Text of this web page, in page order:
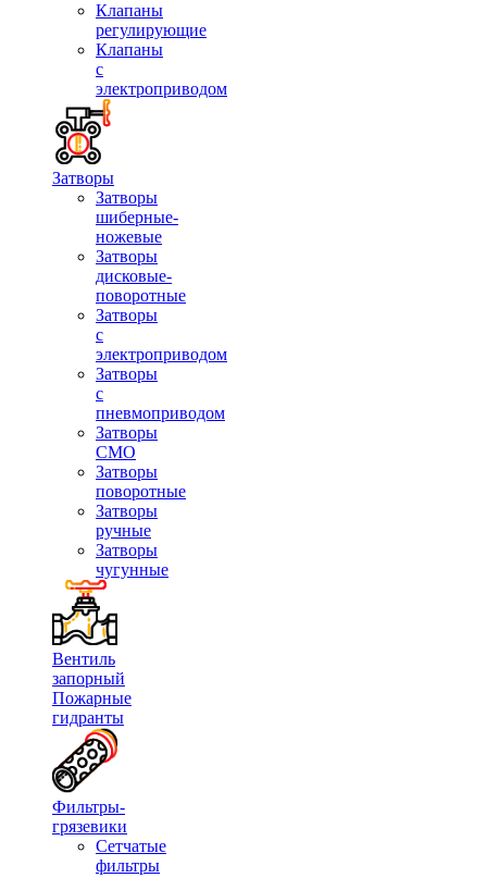
Клапаны
регулирующие
Клапаны
с
электроприводом
Затворы
Затворы
шиберные-
ножевые
Затворы
дисковые-
поворотные
Затворы
с
электроприводом
Затворы
с
пневмоприводом
Затворы
СМО
Затворы
поворотные
Затворы
ручные
Затворы
чугунные
Вентиль
запорный
Пожарные
гидранты
Фильтры-
грязевики
Сетчатые
фильтры